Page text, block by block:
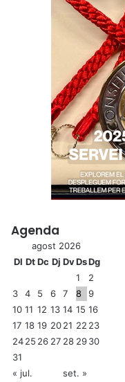
Agenda
agost 2026
Dl DtDc Dj DvDsDg
1
2
3
4 5 6 7 8
9
10 11 12 13 14 15 16
17 18 19 2021 22 23
2425 26 27 28 2930
31
« jul.
set. »